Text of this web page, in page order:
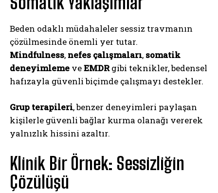
Beden odaklı müdahaleler sessiz travmanın
çözülmesinde önemli yer tutar.
Mindfulness, nefes çalışmaları, somatik
deneyimleme veEMDRgibi teknikler, bedensel
hafızayla güvenli biçimde çalışmayı destekler.
Grup terapileri, benzer deneyimleri paylaşan
kişilerle güvenli bağlar kurma olanağı vererek
yalnızlık hissini azaltır.
Klinik Bir Örnek: Sessizliğin
Çözülüşü